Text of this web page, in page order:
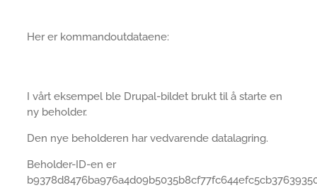
Her er kommandoutdataene:
I vårt eksempel ble Drupal-bildet brukt til å starte en
ny beholder.
Den nye beholderen har vedvarende datalagring.
Beholder-ID-en er